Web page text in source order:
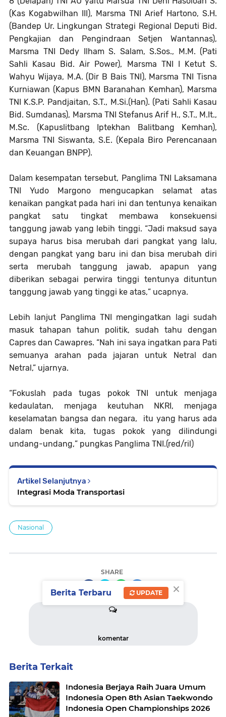
(Kas Kogabwilhan III), Marsma TNI Arief Hartono, S.H.
(Bandep Ur. Lingkungan Strategi Regional Deputi Bid.
Pengkajian dan Pengindraan Setjen Wantannas),
Marsma TNI Dedy Ilham S. Salam, S.Sos., M.M. (Pati
Sahli Kasau Bid. Air Power), Marsma TNI I Ketut S.
Wahyu Wijaya, M.A. (Dir B Bais TNI), Marsma TNI Tisna
Kurniawan (Kapus BMN Baranahan Kemhan), Marsma
TNI K.S.P. Pandjaitan, S.T., M.Si.(Han). (Pati Sahli Kasau
Bid. Sumdanas), Marsma TNI Stefanus Arif H., S.T., M.It.,
M.Sc. (Kapuslitbang Iptekhan Balitbang Kemhan),
Marsma TNI Siswanta, S.E. (Kepala Biro Perencanaan
dan Keuangan BNPP).
Dalam kesempatan tersebut, Panglima TNI Laksamana
TNI Yudo Margono mengucapkan selamat atas
kenaikan pangkat pada hari ini dan tentunya kenaikan
pangkat satu tingkat membawa konsekuensi
tanggung jawab yang lebih tinggi. “Jadi maksud saya
supaya harus bisa merubah dari pangkat yang lalu,
dengan pangkat yang baru ini dan bisa merubah diri
serta merubah tanggung jawab,
apapun yang
diberikan sebagai perwira tinggi tentunya dituntun
tanggung jawab yang tinggi ke atas,” ucapnya.
Lebih lanjut Panglima TNI mengingatkan lagi sudah
masuk tahapan tahun politik, sudah tahu dengan
Capres dan Cawapres. “Nah ini saya ingatkan para Pati
semuanya arahan pada jajaran untuk Netral dan
Netral,” ujarnya.
“Fokuslah pada tugas pokok TNI untuk menjaga
kedaulatan, menjaga keutuhan NKRI, menjaga
keselamatan bangsa dan negara, itu yang harus ada
dalam benak kita, tugas pokokyang dilindungi
undang-undang,” pungkas Panglima TNI.(red/ril)
Artikel Selanjutnya
Integrasi Moda Transportasi
Nasional
SHARE
komentar
Berita Terkait
Indonesia Berjaya Raih Juara Umum
Indonesia Open 8th Asian Taekwondo
Indonesia Open Championships 2026
×
Berita Terbaru UPDATE